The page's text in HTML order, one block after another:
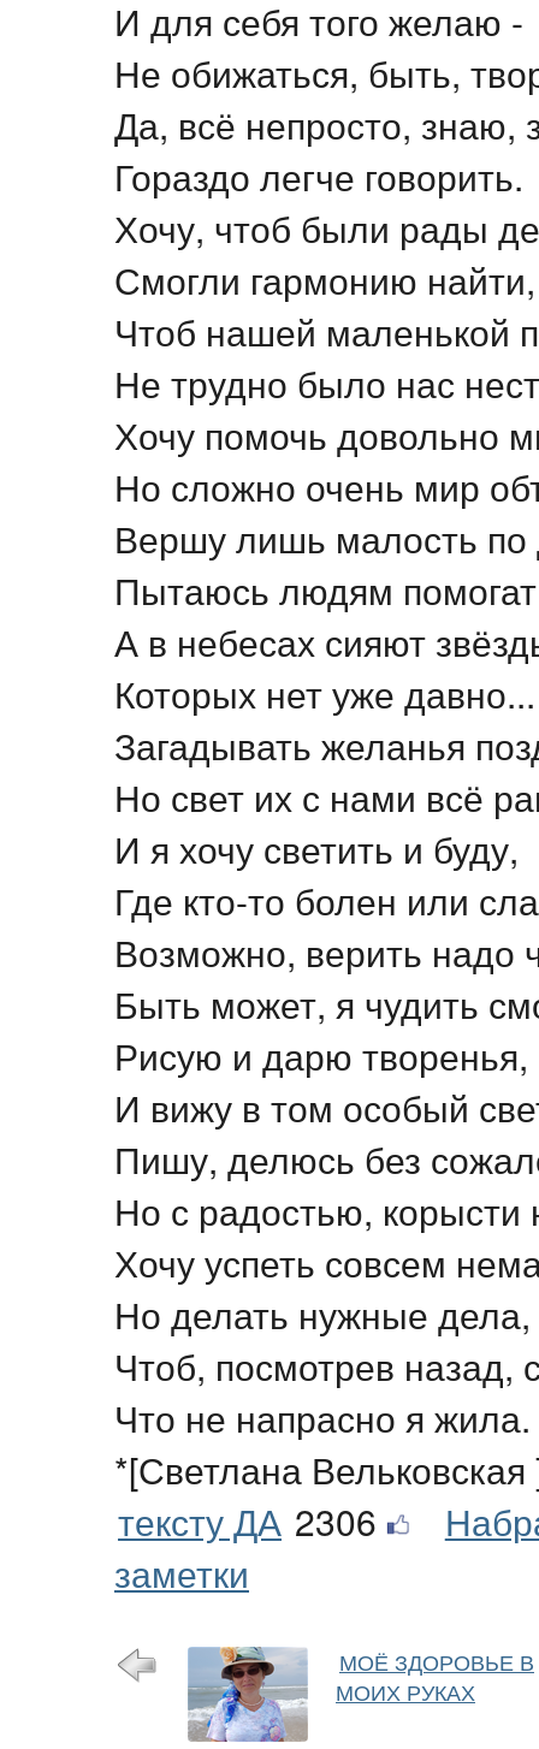
И для себя того желаю -
Не обижаться, быть,
Да, всё непросто, знаю,
Гораздо легче говорить.
Хочу, чтоб были рады
Смогли гармонию найти,
Чтоб нашей маленькой
Не трудно было нас
Хочу помочь довольно
Но сложно очень мир
Вершу лишь малость по
Пытаюсь людям
А в небесах сияют
Которых нет уже давно...
Загадывать желанья
Но свет их с нами всё
И я хочу светить и буду,
Где кто-то болен или
Возможно, верить надо
Быть может, я чудить
Рисую и дарю творенья,
И вижу в том особый
Пишу, делюсь без
Но с радостью, корысти
Хочу успеть совсем
Но делать нужные дела,
Чтоб, посмотрев назад,
Что не напрасно я жила.
*[Светлана Вельковская
тексту ДА 2306
заметки
МОЁ ЗДОРОВЬЕ В
МОИХ РУКАХ